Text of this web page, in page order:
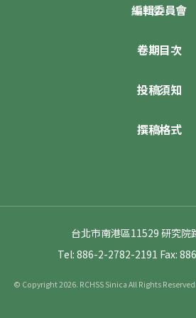
編輯委員會
卷期目次
投稿須知
撰稿格式
台北市南港區11529 研究院
Tel: 886-2-2782-2191 Fax:
© Copyright 2026. RCHSS Sinica All Rights Reserved.